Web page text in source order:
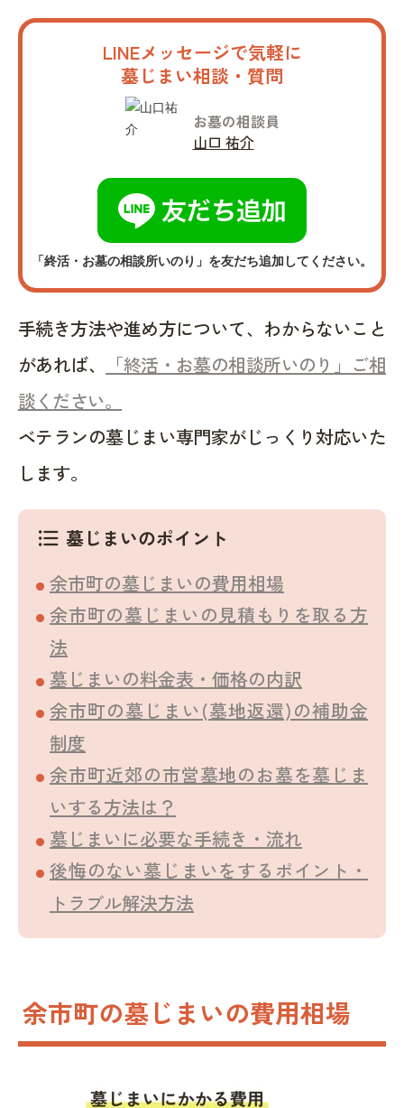
LINEメッセージで気軽に
墓じまい相談・質問
お墓の相談員
山口 祐介
「終活・お墓の相談所いのり」を友だち追加してください。
手続き方法や進め方について、わからないこと
があれば、
「終活・お墓の相談所いのり」ご相
談ください。
ベテランの墓じまい専門家がじっくり対応いた
します。
format_list_bulleted 墓じまいのポイント
余市町の墓じまいの費用相場
余市町の墓じまいの見積もりを取る方
法
墓じまいの料金表・価格の内訳
余市町の墓じまい(墓地返還)の補助金
制度
余市町近郊の市営墓地のお墓を墓じま
いする方法は？
墓じまいに必要な手続き・流れ
後悔のない墓じまいをするポイント・
トラブル解決方法
余市町の墓じまいの費用相場